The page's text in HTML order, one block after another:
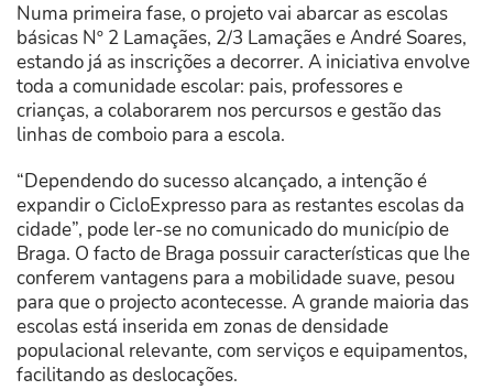
Numa primeira fase, o projeto vai abarcar as escolas
básicas Nº 2 Lamaçães, 2/3 Lamaçães e André Soares,
estando já as inscrições a decorrer. A iniciativa envolve
toda a comunidade escolar: pais, professores e
crianças, a colaborarem nos percursos e gestão das
linhas de comboio para a escola.
“Dependendo do sucesso alcançado, a intenção é
expandir o CicloExpresso para as restantes escolas da
cidade”, pode ler-se no comunicado do município de
Braga. O facto de Braga possuir características que lhe
conferem vantagens para a mobilidade suave, pesou
para que o projecto acontecesse. A grande maioria das
escolas está inserida em zonas de densidade
populacional relevante, com serviços e equipamentos,
facilitando as deslocações.